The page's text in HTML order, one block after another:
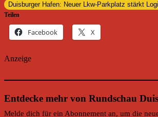
Duisburger Hafen: Neuer Lkw-Parkplatz stärkt
Teilen
Facebook X
Anzeige
Entdecke mehr von Rundschau
Melde dich für ein Abonnement an, um die